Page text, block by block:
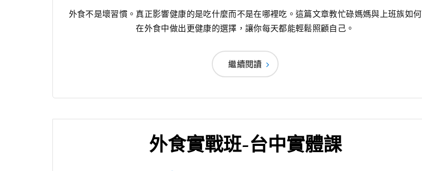
外食不是壞習慣。真正影響健康的是吃什麼而不是在哪裡吃。這篇文章教忙碌媽媽與上班族如何
在外食中做出更健康的選擇，讓你每天都能輕鬆照顧自己。
繼續閱讀
外食實戰班-台中實體課